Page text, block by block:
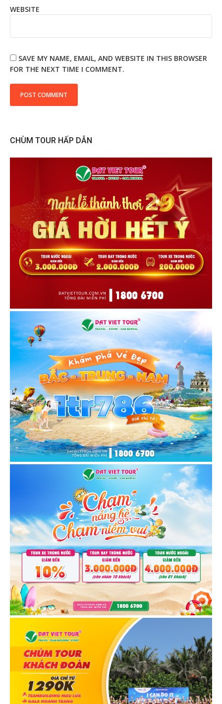
WEBSITE
SAVE MY NAME, EMAIL, AND WEBSITE IN THIS BROWSER
FOR THE NEXT TIME I COMMENT.
CHÙM TOUR HẤP DẪN